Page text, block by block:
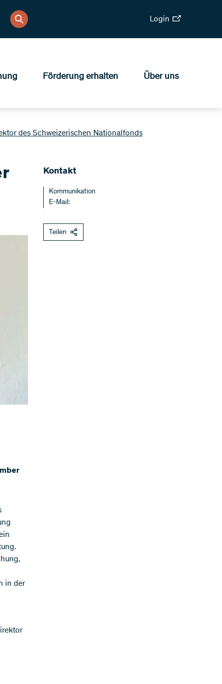
Login
Förderung erhalten Über uns
des Schweizerischen Nationalfonds
in der
​Kontakt
Kommunikation
E-Mail:
Teilen